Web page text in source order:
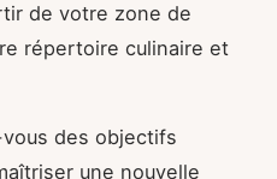
de votre zone de
répertoire culinaire et
des objectifs
une nouvelle